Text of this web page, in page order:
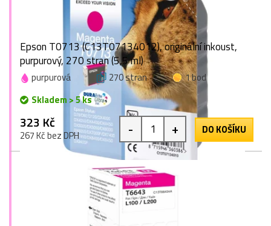
Epson T0713 (C13T07134012), originální inkoust,
purpurový, 270 stran (5,5 ml)
purpurová 270 stran
1 bod
Skladem > 5 ks
323 Kč
267 Kč bez DPH - + DO KOŠÍKU